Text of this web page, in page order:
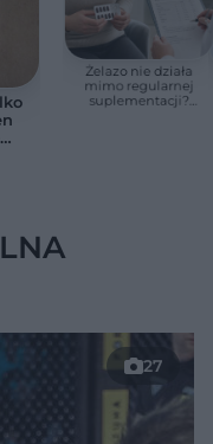
Żelazo nie działa
mimo regularnej
suplementacji?
27